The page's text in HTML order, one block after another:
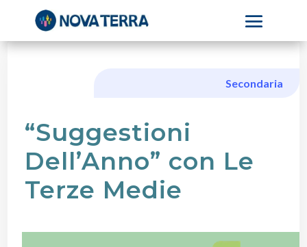
Secondaria
“Suggestioni
Dell’Anno” con Le
Terze Medie